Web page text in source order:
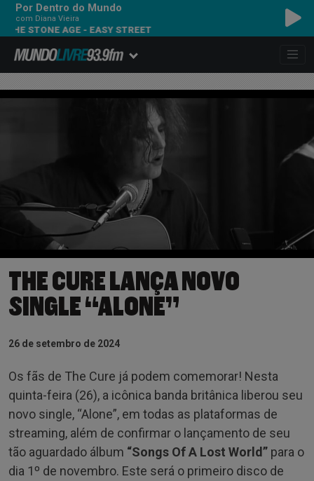
Por Dentro do Mundo
com Diana Vieira
AGE - EASY STREET
THE CURE LANÇA NOVO
SINGLE “ALONE”
26 de setembro de 2024
Os fãs de The Cure já podem comemorar! Nesta
quinta-feira (26), a icônica banda britânica liberou seu
novo single, “Alone”, em todas as plataformas de
streaming, além de confirmar o lançamento de seu
tão aguardado álbum “Songs Of A Lost World” para o
dia 1º de novembro. Este será o primeiro disco de